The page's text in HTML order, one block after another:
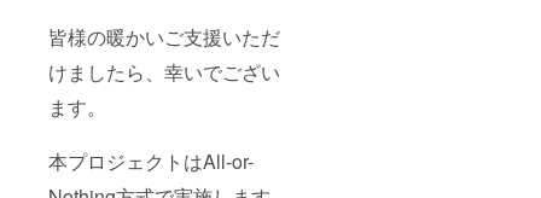
皆様の暖かいご支援いただ
けましたら、幸いでござい
ます。
本プロジェクトはAll-or-